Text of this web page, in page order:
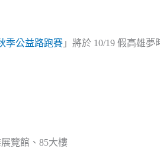
季公益路跑賽 」將於 10/19 假高雄
覽館、85大樓